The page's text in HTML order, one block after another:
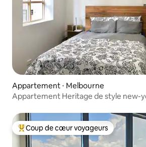
Appartement ⋅ Melbourne
Appartement Heritage de style new-
Coups de cœur voyageurs les plus
Coup de cœur voyageurs